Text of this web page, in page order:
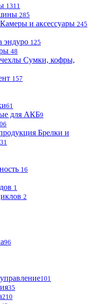
1311
285
Камеры и аксессуары 245
эндуро 125
48
Сумки, кофры,
157
61
для АКБ9
Брелки и
16
1
2
96
101
35
210